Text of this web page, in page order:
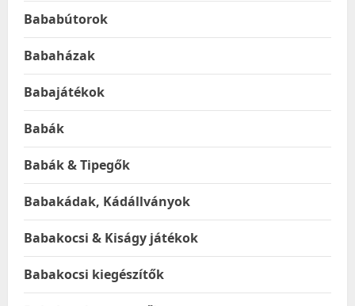
Bababútorok
Babaházak
Babajátékok
Babák
Babák & Tipegők
Babakádak, Kádállványok
Babakocsi & Kiságy játékok
Babakocsi kiegészítők